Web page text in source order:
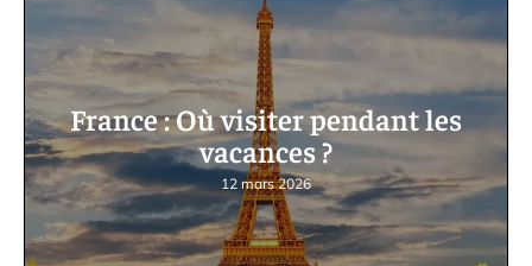
France : Où visiter pendant les
vacances ?
12 mars 2026